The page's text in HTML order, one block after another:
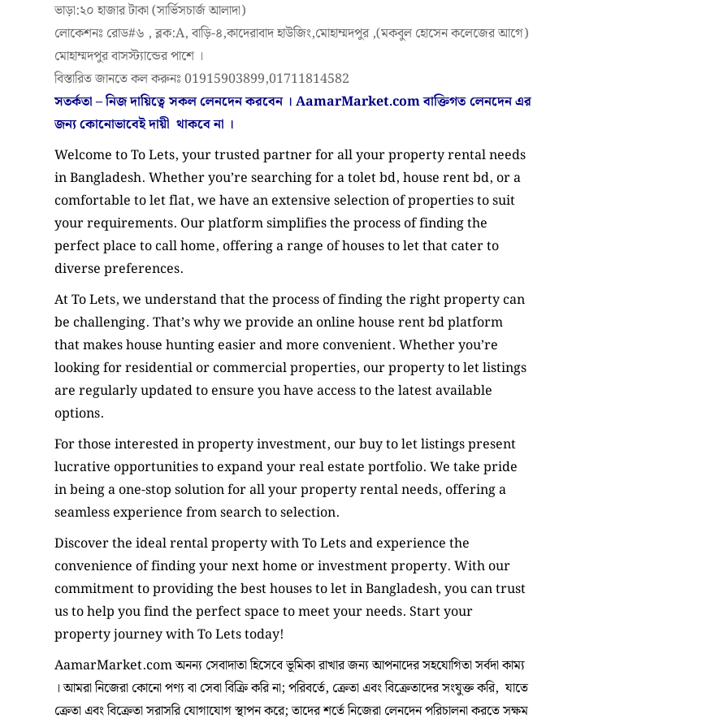
ভাড়া:২০ হাজার টাকা (সার্ভিসচার্জ আলাদা)
লোকেশনঃ রোড#৬ , ব্লক:A, বাড়ি-৪,কাদেরাবাদ হাউজিং,মোহাম্মদপুর ,(মকবুল হোসেন কলেজের আগে)
মোহাম্মদপুর বাসস্ট্যান্ডের পাশে ।
বিস্তারিত জানতে কল করুনঃ 01915903899,01711814582
সতর্কতা – নিজ দায়িত্বে সকল লেনদেন করবেন ।AamarMarket.comবাক্তিগত লেনদেন এর
জন্য কোনোভাবেইদায়ী থাকবে না ।
Welcome to To Lets, your trusted partner for all your property rental needs
in Bangladesh. Whether you’re searching for a tolet bd, house rent bd, or a
comfortable to let flat, we have an extensive selection of properties to suit
your requirements. Our platform simplifies the process of finding the
perfect place to call home, offering a range of houses to let that cater to
diverse preferences.
At To Lets, we understand that the process of finding the right property can
be challenging. That’s why we provide an online house rent bd platform
that makes house hunting easier and more convenient. Whether you’re
looking for residential or commercial properties, our property to let listings
are regularly updated to ensure you have access to the latest available
options.
For those interested in property investment, our buy to let listings present
lucrative opportunities to expand your real estate portfolio. We take pride
in being a one-stop solution for all your property rental needs, offering a
seamless experience from search to selection.
Discover the ideal rental property with To Lets and experience the
convenience of finding your next home or investment property. With our
commitment to providing the best houses to let in Bangladesh, you can trust
us to help you find the perfect space to meet your needs. Start your
property journey with To Lets today!
AamarMarket.com অনন্য সেবাদাতা হিসেবে ভূমিকা রাখার জন্য আপনাদের সহযোগিতা সর্বদা কাম্য
। আমরা নিজেরা কোনো পণ্য বা সেবা বিক্রি করি না; পরিবর্তে, ক্রেতা এবং বিক্রেতাদের সংযুক্ত করি, যাতে
ক্রেতা এবং বিক্রেতা সরাসরি যোগাযোগ স্থাপন করে; তাদের শর্তে নিজেরা লেনদেন পরিচালনা করতে সক্ষম